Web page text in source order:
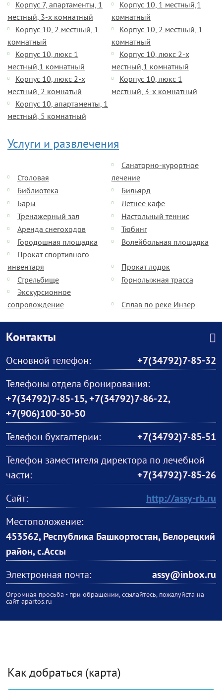
Корпус 7, апартаменты, 1
местный, 3-х комнатный
Корпус 10, 1 местный,1
комнатный
Корпус 10, 2 местный, 1
комнатный
Корпус 10, 2 местный, 1
комнатный
Корпус 10, люкс 1
местный,1 комнатный
Корпус 10, люкс 2-х
местный,1 комнатный
Корпус 10, люкс 2-х
местный, 2 комнатый
Корпус 10, люкс 1
местный, 3-х комнатный
Корпус 10, апартаменты, 1
местный, 5 комнатный
Услуги и развлечения
Столовая
Санаторно-курортное
лечение
Библиотека
Бильярд
Бары
Летнее кафе
Тренажерный зал
Настольный теннис
Аренда снегоходов
Тюбинг
Городошная площадка
Волейбольная площадка
Прокат спортивного
инвентаря
Прокат лодок
Стрельбище
Горнолыжная трасса
Экскурсионное
сопровождение
Сплав по реке Инзер
Контакты
Основной телефон:
+7(34792)7-85-32
Телефоны отдела бронирования:
+7(34792)7-85-15, +7(34792)7-86-22,
+7(906)100-30-50
Телефон бухгалтерии:
+7(34792)7-85-51
Телефон заместителя директора по лечебной
части:
+7(34792)7-85-26
Сайт:
http://assy-rb.ru
Местоположение:
453562, Республика Башкортостан, Белорецкий
район, с.Ассы
Электронная почта:
assy@inbox.ru
Огромная просьба - при обращении, ссылайтесь, пожалуйста на
сайт apartos.ru
Как добраться (карта)